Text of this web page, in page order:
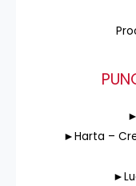
►Harta –